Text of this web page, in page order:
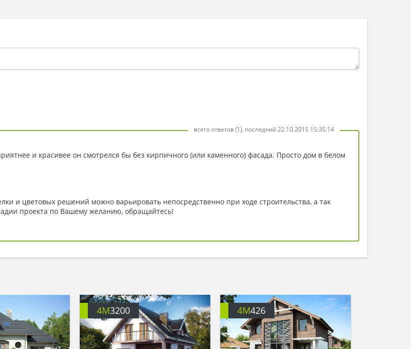
всего ответов (1), последний 22.10.2015 15:35:14
и красивее он смотрелся бы без кирпичного (или каменного) фасада. Просто дом в белом
и цветовых решений можно варьировать непосредственно при ходе строительства, а так
проекта по Вашему желанию, обращайтесь!
4M3200 4M426